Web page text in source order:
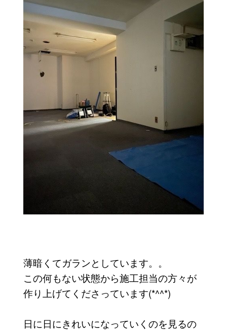
薄暗くてガランとしています。。
この何もない状態から施工担当の方々が
作り上げてくださっています(*^^*)
日に日にきれいになっていくのを見るの